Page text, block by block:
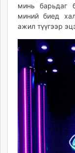
минь барьдаг
миний биед
ажил түүгээр